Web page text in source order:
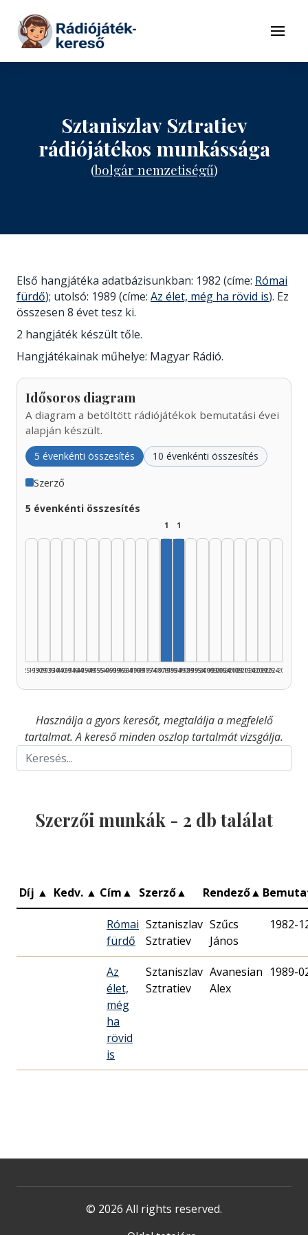
Tovább a tartalomhoz
Menü
Sztaniszlav Sztratiev
rádiójátékos munkássága
(bolgár nemzetiségű)
Első hangjátéka adatbázisunkban: 1982 (címe: Római
fürdő); utolsó: 1989 (címe: Az élet, még ha rövid is). Ez
összesen 8 évet tesz ki.
2 hangjáték készült tőle.
Hangjátékainak műhelye: Magyar Rádió.
Idősoros diagram
A diagram a betöltött rádiójátékok bemutatási évei
alapján készült.
5 évenkénti összesítés 10 évenkénti összesítés
Szerző
5 évenkénti összesítés
1925–1929
1930–1934
1935–1939
1940–1944
1945–1949
1950–1954
1955–1959
1960–1964
1965–1969
1970–1974
1975–1979
1
1980–1984
1
1985–1989
1990–1994
1995–1999
2000–2004
2005–2009
2010–2014
2015–2019
2020–2024
2025–2026
Használja a gyors keresőt, megtalálja a megfelelő
tartalmat. A kereső minden oszlop tartalmát vizsgálja.
Szerzői munkák - 2 db találat
Díj ▲ Kedv. ▲ Cím▲ Szerző▲ Rendező▲
Római
fürdő
Sztaniszlav
Sztratiev
Szűcs
János
1982-
Az
élet,
még
ha
rövid
is
Sztaniszlav
Sztratiev
Avanesian
Alex
1989-
© 2026 All rights reserved.